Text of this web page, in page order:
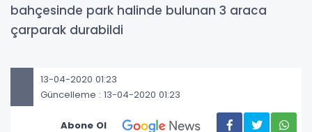
bahçesinde park halinde bulunan 3 araca
çarparak durabildi
13-04-2020 01:23
Güncelleme : 13-04-2020 01:23
Abone Ol